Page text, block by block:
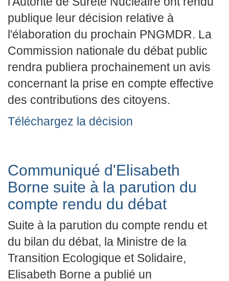
publique leur décision relative à
l'élaboration du prochain PNGMDR. La
Commission nationale du débat public
rendra publiera prochainement un avis
concernant la prise en compte effective
des contributions des citoyens.
Téléchargez la décision
Communiqué d'Elisabeth
Borne suite à la parution du
compte rendu du débat
Suite à la parution du compte rendu et
du bilan du débat, la Ministre de la
Transition Ecologique et Solidaire,
Elisabeth Borne a publié un